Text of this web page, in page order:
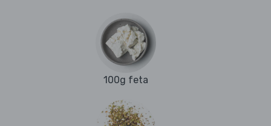
100g feta